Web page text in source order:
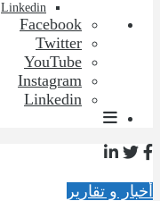
Linkedin
Facebook
Twitter
YouTube
Instagram
Linkedin
أخبار و تقارير